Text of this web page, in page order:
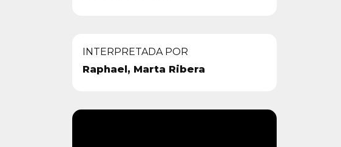
INTERPRETADA POR
Raphael, Marta Ribera